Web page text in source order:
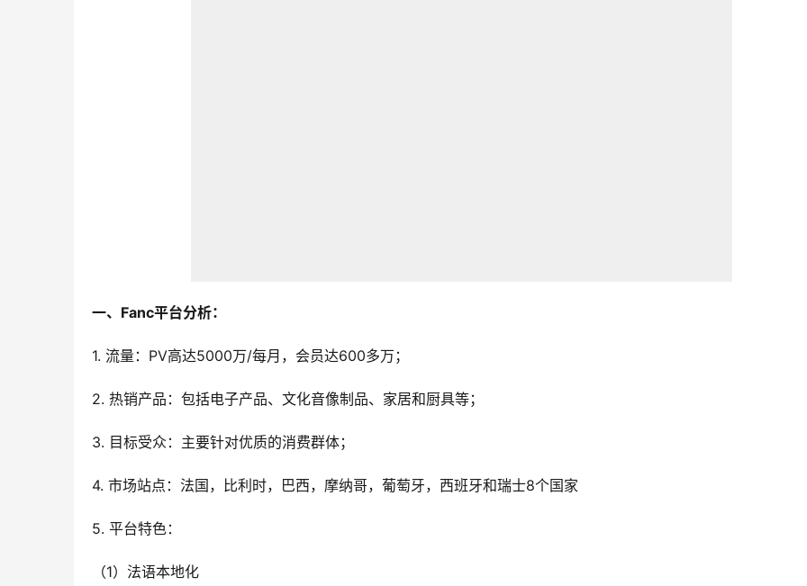
一、Fanc平台分析：
1. 流量：PV高达5000万/每月，会员达600多万；
2. 热销产品：包括电子产品、文化音像制品、家居和厨具等；
3. 目标受众：主要针对优质的消费群体；
4. 市场站点：法国，比利时，巴西，摩纳哥，葡萄牙，西班牙和瑞士8个国家
5. 平台特色：
（1）法语本地化